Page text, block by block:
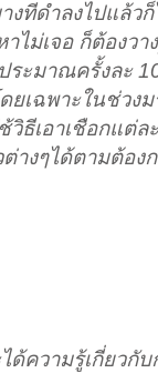
ทีดำลงไปแล้วก็
ไม่เจอ ก็ต้องว
ระมาณครั้งละ
ยเฉพาะในช่วง
ธีเอาเชือกแต่
างๆได้ตามต้อง
ความรู้เกี่ยวกั